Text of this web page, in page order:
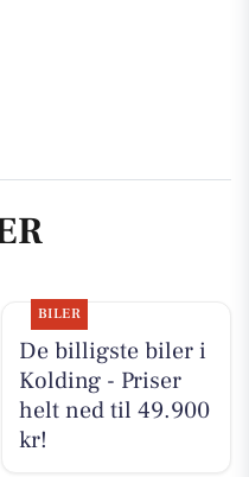
BILER
De billigste biler i
Kolding - Priser
helt ned til 49.900
kr!